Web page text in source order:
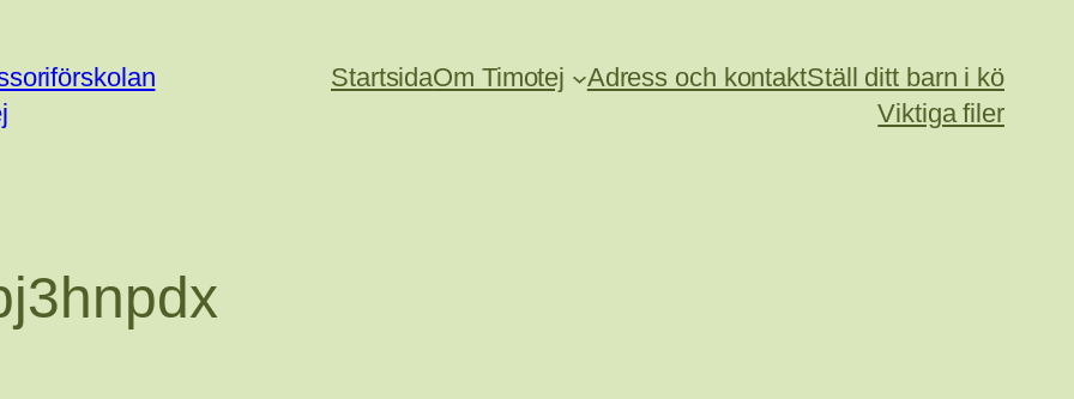
StartsidaOm Timotej Adress och kontaktStäll ditt barn i kö
Viktiga filer